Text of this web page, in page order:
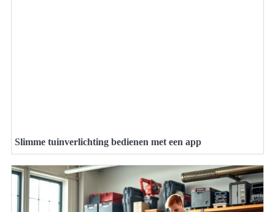
Slimme tuinverlichting bedienen met een app